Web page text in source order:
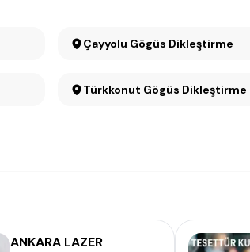
Çayyolu Gögüs Dikleştirme
Türkkonut Gögüs Dikleştirme
ANKARA LAZER